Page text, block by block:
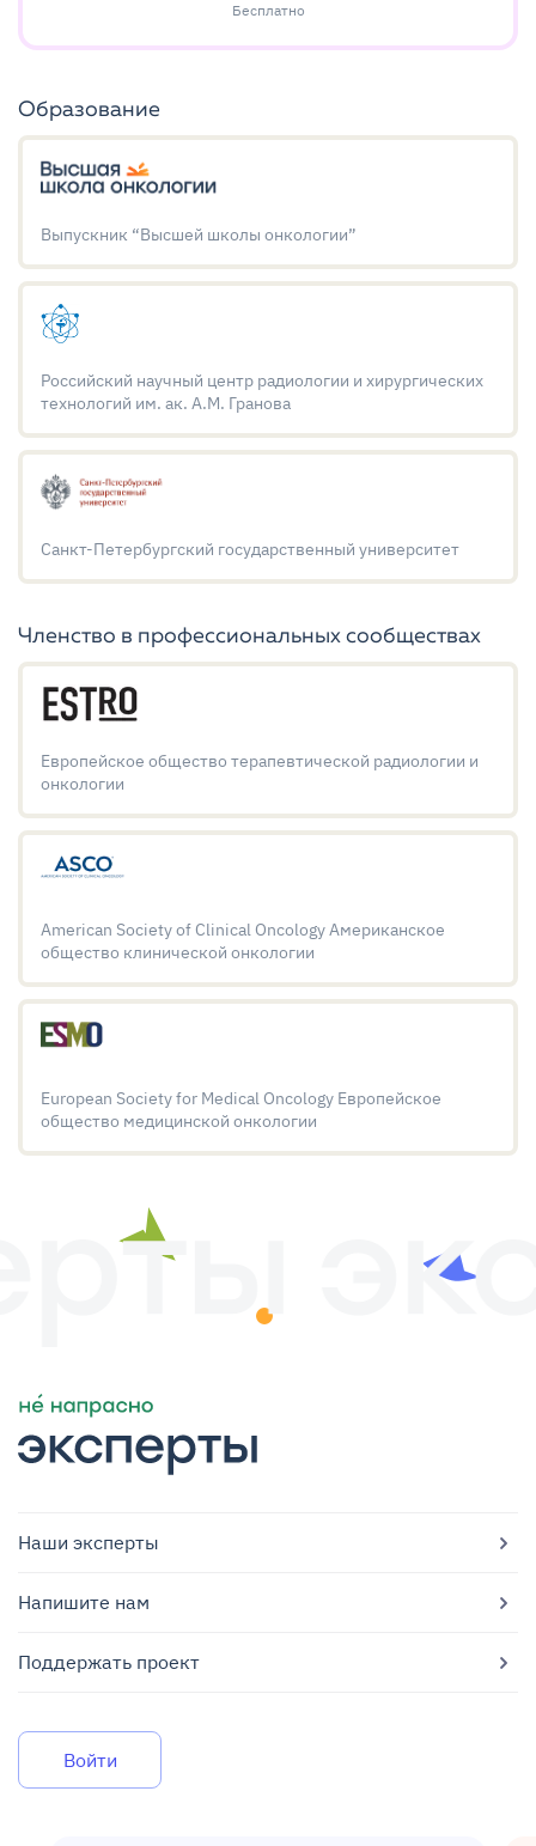
Бесплатно
Образование
Выпускник “Высшей школы онкологии”
Российский научный центр радиологии и хирургических
технологий им. ак. А.М. Гранова
Санкт-Петербургский государственный университет
Членство в профессиональных сообществах
Европейское общество терапевтической радиологии и
онкологии
American Society of Clinical Oncology Американское
общество клинической онкологии
European Society for Medical Oncology Европейское
общество медицинской онкологии
Наши эксперты
Напишите нам
Поддержать проект
Войти